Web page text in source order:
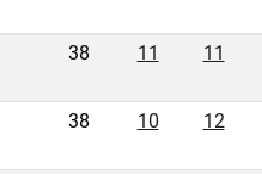
38 11 11
38 10 12